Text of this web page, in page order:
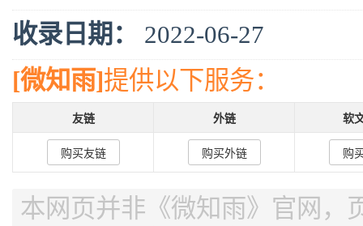
收录日期：
2022-06-27
[微知雨]提供以下服务：
友链 外链 软
购买友链 购买外链 购
本网页并非《微知雨》官网，